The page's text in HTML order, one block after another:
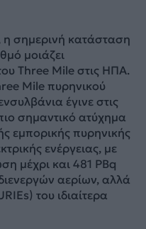
σημερινή κατάσταση
μοιάζει
Three Mile στις ΗΠΑ.
Mile πυρηνικού
έγινε στις
σημαντικό ατύχημα
εμπορικής πυρηνικής
ενέργειας, με
μέχρι και 481 PBq
αερίων, αλλά
του ιδιαίτερα